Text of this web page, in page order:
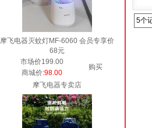
摩飞电器灭蚊灯MF-6060 会员专享价
68元
市场价199.00
购买
商城价:98.00
摩飞电器专卖店
5个